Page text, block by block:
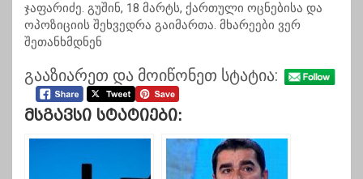
ჯაფარიძე. გუშინ, 18 მარტს, ქართული ოცნებისა და
ოპოზიციის შეხვედრა გაიმართა. მხარეები ვერ
შეთანხმდნენ
გააზიარეთ და მოიწონეთ სტატია:
Მსგავსი Სტატიები: